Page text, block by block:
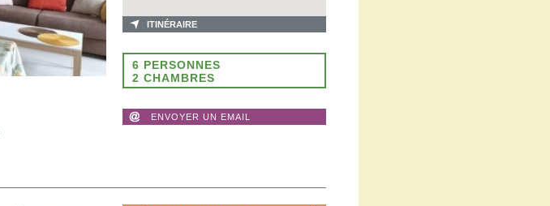
ITINÉRAIRE
6 PERSONNES
2 CHAMBRES
ENVOYER UN EMAIL